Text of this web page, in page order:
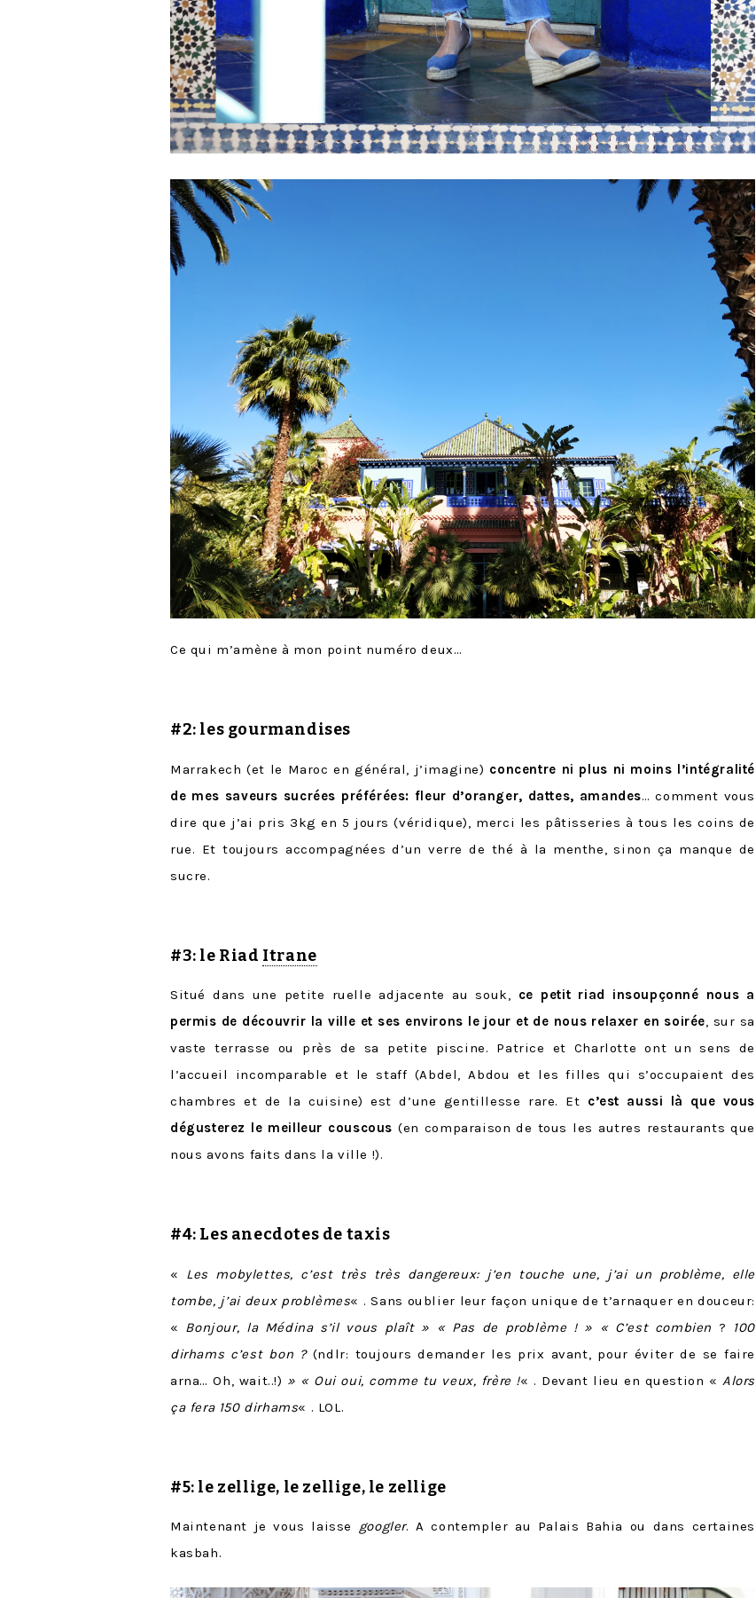
Ce qui m’amène à mon point numéro deux…
#2: les gourmandises
Marrakech (et le Maroc en général, j’imagine) concentre ni plus ni moins l’intégralité
de mes saveurs sucrées préférées: fleur d’oranger, dattes, amandes… comment vous
dire que j’ai pris 3kg en 5 jours (véridique), merci les pâtisseries à tous les coins de
rue. Et toujours accompagnées d’un verre de thé à la menthe, sinon ça manque de
sucre.
#3: le Riad Itrane
Situé dans une petite ruelle adjacente au souk, ce petit riad insoupçonné nous a
permis de découvrir la ville et ses environs le jour et de nous relaxer en soirée, sur sa
vaste terrasse ou près de sa petite piscine. Patrice et Charlotte ont un sens de
l’accueil incomparable et le staff (Abdel, Abdou et les filles qui s’occupaient des
chambres et de la cuisine) est d’une gentillesse rare. Et c’est aussi là que vous
dégusterez le meilleur couscous (en comparaison de tous les autres restaurants que
nous avons faits dans la ville !).
#4: Les anecdotes de taxis
« Les mobylettes, c’est très très dangereux: j’en touche une, j’ai un problème, elle
tombe, j’ai deux problèmes« . Sans oublier leur façon unique de t’arnaquer en douceur:
« Bonjour, la Médina s’il vous plaît » « Pas de problème ! » « C’est combien ? 100
dirhams c’est bon ? (ndlr: toujours demander les prix avant, pour éviter de se faire
arna… Oh, wait..!) » « Oui oui, comme tu veux, frère !« . Devant lieu en question « Alors
ça fera 150 dirhams« . LOL.
#5: le zellige, le zellige, le zellige
Maintenant je vous laisse googler. A contempler au Palais Bahia ou dans certaines
kasbah.